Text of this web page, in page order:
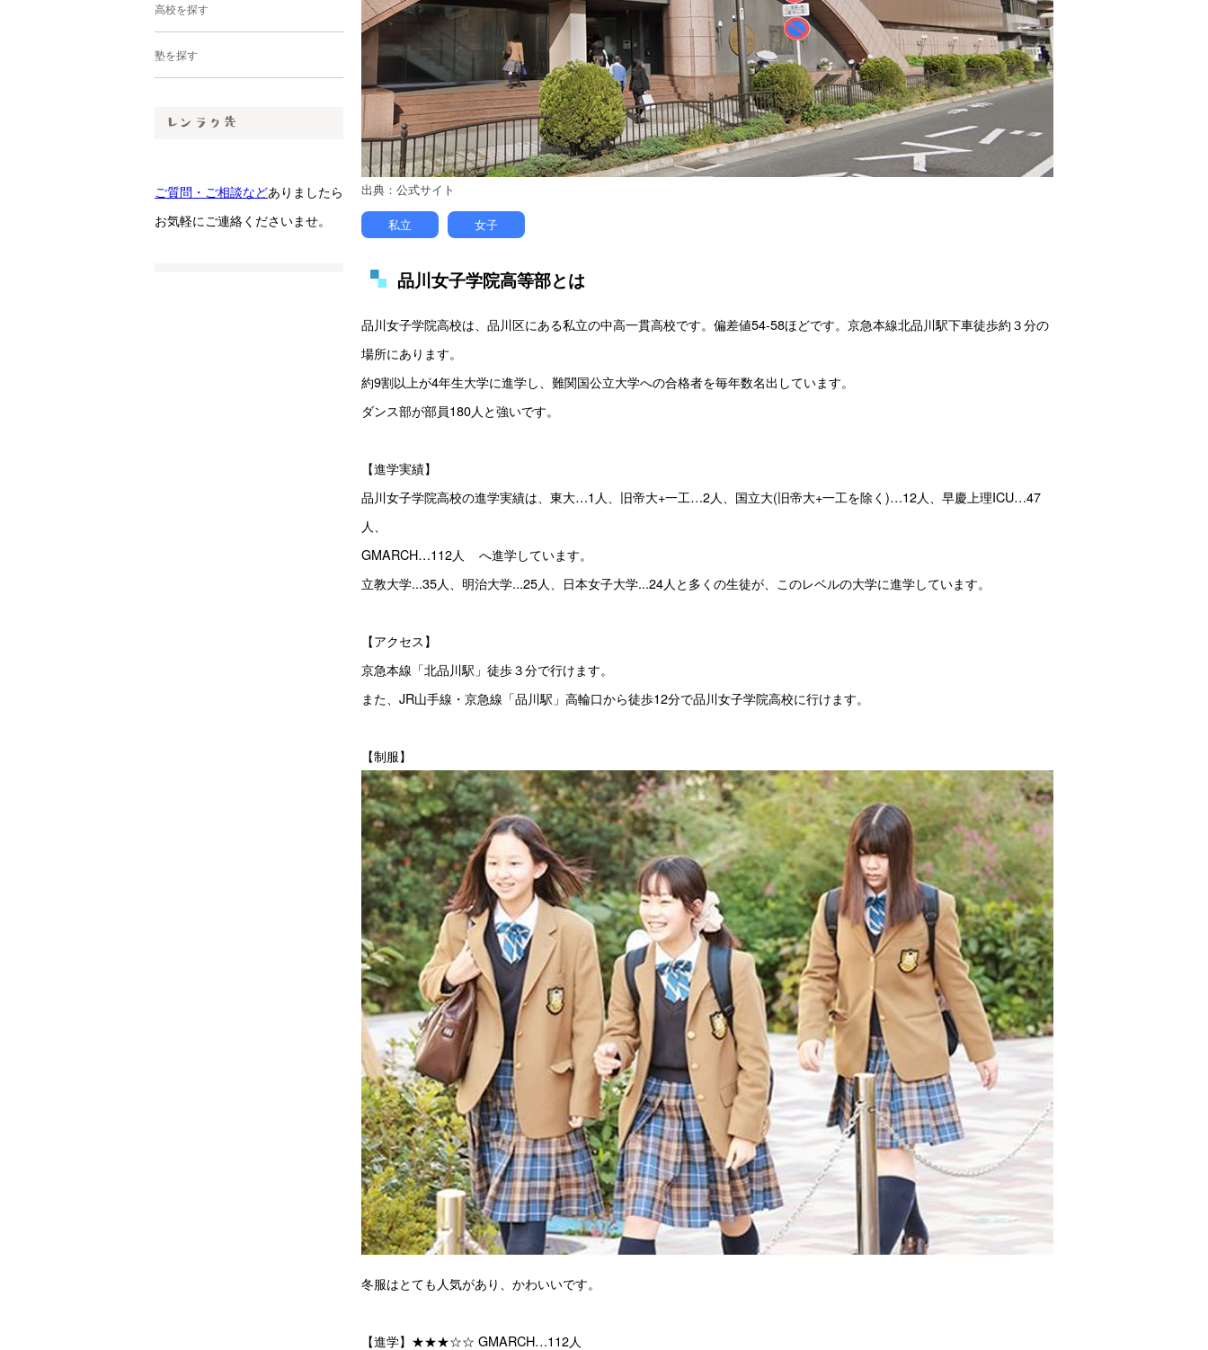
高校を探す
塾を探す
ご質問・ご相談などありましたら
お気軽にご連絡くださいませ。
出典：公式サイト
私立 女子
品川女子学院高等部とは
品川女子学院高校は、品川区にある私立の中高一貫高校です。偏差値54-58ほどです。京急本線北品川駅下車徒歩約３分の
場所にあります。
約9割以上が4年生大学に進学し、難関国公立大学への合格者を毎年数名出しています。
ダンス部が部員180人と強いです。
【進学実績】
品川女子学院高校の進学実績は、東大…1人、旧帝大+一工…2人、国立大(旧帝大+一工を除く)…12人、早慶上理ICU…47
人、
GMARCH…112人    へ進学しています。
立教大学...35人、明治大学...25人、日本女子大学...24人と多くの生徒が、このレベルの大学に進学しています。
【アクセス】
京急本線「北品川駅」徒歩３分で行けます。
また、JR山手線・京急線「品川駅」高輪口から徒歩12分で品川女子学院高校に行けます。
【制服】
冬服はとても人気があり、かわいいです。
【進学】★★★☆☆ GMARCH…112人